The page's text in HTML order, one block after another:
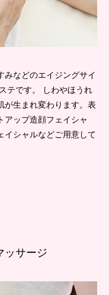
みなどのエイジングサイ
テです。 しわやほうれ
が生まれ変わります。表
アップ造顔フェイシャ
イシャルなどご用意して
ッサージ